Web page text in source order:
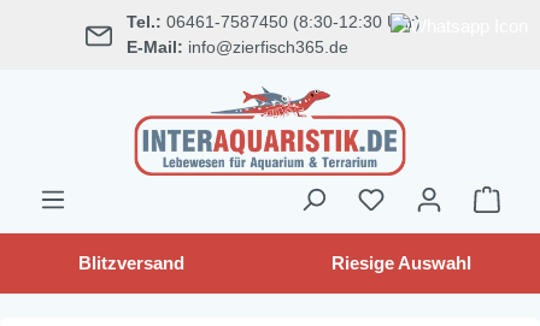
springen Tel.: 06461-7587450 (8:30-12:30 Uhr)
E-Mail: info@zierfisch365.de
Blitzversand Riesige Auswahl